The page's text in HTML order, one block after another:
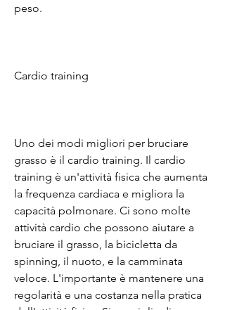
peso.
Cardio training
Uno dei modi migliori per bruciare
grasso è il cardio training. Il cardio
training è un'attività fisica che aumenta
la frequenza cardiaca e migliora la
capacità polmonare. Ci sono molte
attività cardio che possono aiutare a
bruciare il grasso, la bicicletta da
spinning, il nuoto, e la camminata
veloce. L'importante è mantenere una
regolarità e una costanza nella pratica